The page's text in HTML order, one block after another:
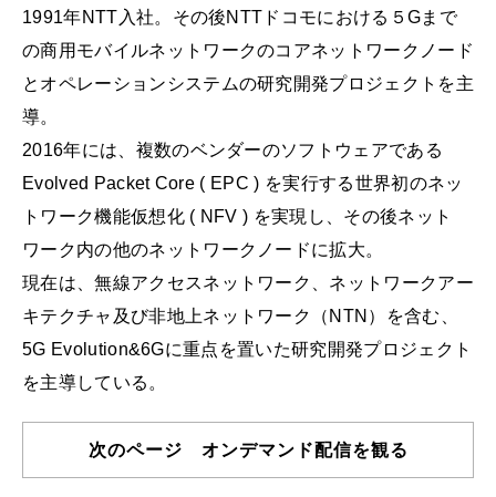
1991年NTT入社。その後NTTドコモにおける５Gまで
の商用モバイルネットワークのコアネットワークノード
とオペレーションシステムの研究開発プロジェクトを主
導。
2016年には、複数のベンダーのソフトウェアである
Evolved Packet Core ( EPC ) を実行する世界初のネッ
トワーク機能仮想化 ( NFV ) を実現し、その後ネット
ワーク内の他のネットワークノードに拡大。
現在は、無線アクセスネットワーク、ネットワークアー
キテクチャ及び非地上ネットワーク（NTN）を含む、
5G Evolution&6Gに重点を置いた研究開発プロジェクト
を主導している。
次のページ オンデマンド配信を観る